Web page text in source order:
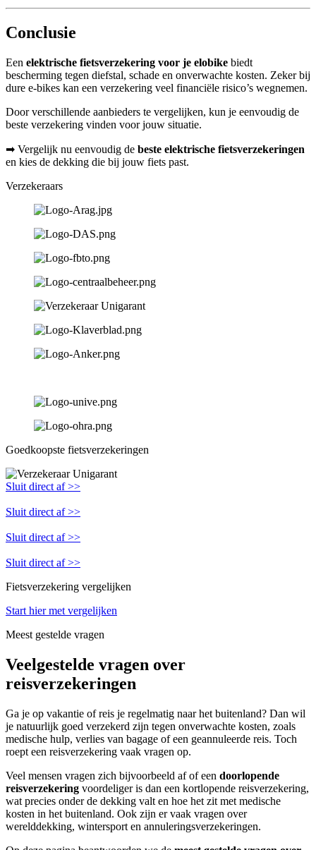
Conclusie
Een elektrische fietsverzekering voor je elobike biedt
bescherming tegen diefstal, schade en onverwachte kosten. Zeker bij
dure e-bikes kan een verzekering veel financiële risico’s wegnemen.
Door verschillende aanbieders te vergelijken, kun je eenvoudig de
beste verzekering vinden voor jouw situatie.
➡ Vergelijk nu eenvoudig de beste elektrische fietsverzekeringen
en kies de dekking die bij jouw fiets past.
Verzekeraars
Goedkoopste fietsverzekeringen
Sluit direct af >>
Sluit direct af >>
Sluit direct af >>
Sluit direct af >>
Fietsverzekering vergelijken
Start hier met vergelijken
Meest gestelde vragen
Veelgestelde vragen over
reisverzekeringen
Ga je op vakantie of reis je regelmatig naar het buitenland? Dan wil
je natuurlijk goed verzekerd zijn tegen onverwachte kosten, zoals
medische hulp, verlies van bagage of een geannuleerde reis. Toch
roept een reisverzekering vaak vragen op.
Veel mensen vragen zich bijvoorbeeld af of een doorlopende
reisverzekering voordeliger is dan een kortlopende reisverzekering,
wat precies onder de dekking valt en hoe het zit met medische
kosten in het buitenland. Ook zijn er vaak vragen over
werelddekking, wintersport en annuleringsverzekeringen.